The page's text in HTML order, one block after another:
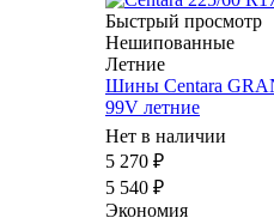
Быстрый просмотр
Нешипованные
Летние
Шины Centara
99V летние
Нет в наличии
5 270 ₽
5 540 ₽
Экономия